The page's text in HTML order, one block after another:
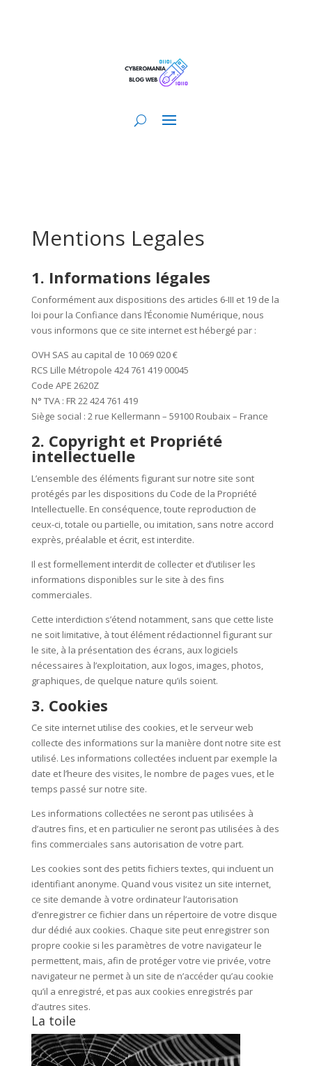
Mentions Legales
1. Informations légales
Conformément aux dispositions des articles 6-III et 19 de la
loi pour la Confiance dans l’Économie Numérique, nous
vous informons que ce site internet est hébergé par :
OVH SAS au capital de 10 069 020 €
RCS Lille Métropole 424 761 419 00045
Code APE 2620Z
N° TVA : FR 22 424 761 419
Siège social : 2 rue Kellermann – 59100 Roubaix – France
2. Copyright et Propriété
intellectuelle
L’ensemble des éléments figurant sur notre site sont
protégés par les dispositions du Code de la Propriété
Intellectuelle. En conséquence, toute reproduction de
ceux-ci, totale ou partielle, ou imitation, sans notre accord
exprès, préalable et écrit, est interdite.
Il est formellement interdit de collecter et d’utiliser les
informations disponibles sur le site à des fins
commerciales.
Cette interdiction s’étend notamment, sans que cette liste
ne soit limitative, à tout élément rédactionnel figurant sur
le site, à la présentation des écrans, aux logiciels
nécessaires à l’exploitation, aux logos, images, photos,
graphiques, de quelque nature qu’ils soient.
3. Cookies
Ce site internet utilise des cookies, et le serveur web
collecte des informations sur la manière dont notre site est
utilisé. Les informations collectées incluent par exemple la
date et l’heure des visites, le nombre de pages vues, et le
temps passé sur notre site.
Les informations collectées ne seront pas utilisées à
d’autres fins, et en particulier ne seront pas utilisées à des
fins commerciales sans autorisation de votre part.
Les cookies sont des petits fichiers textes, qui incluent un
identifiant anonyme. Quand vous visitez un site internet,
ce site demande à votre ordinateur l’autorisation
d’enregistrer ce fichier dans un répertoire de votre disque
dur dédié aux cookies. Chaque site peut enregistrer son
propre cookie si les paramètres de votre navigateur le
permettent, mais, afin de protéger votre vie privée, votre
navigateur ne permet à un site de n’accéder qu’au cookie
qu’il a enregistré, et pas aux cookies enregistrés par
d’autres sites.
La toile